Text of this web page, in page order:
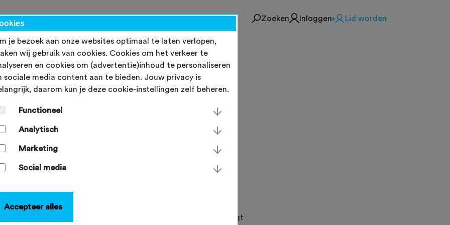
Lid worden
Inloggen
Zoeken
lanceert Meldpunt
Sport
2 april 2025
zet zich in voor een sociaal veilige sportomgeving en kondigt
je bezoek aan onze websites optimaal te laten verlopen,
wij gebruik van cookies. Cookies om het verkeer te
en cookies om (advertentie)inhoud te personaliseren
sociale media content aan te bieden. Jouw privacy is
daarom kun je deze cookie-instellingen zelf beheren.
Functioneel
Analytisch
Marketing
Social media
Accepteer alles